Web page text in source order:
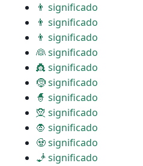
👨 significado
👨 significado
👨 significado
👰 significado
👸 significado
🤶 significado
🧙 significado
🧝 significado
🧛 significado
🧟 significado
🧞 significado